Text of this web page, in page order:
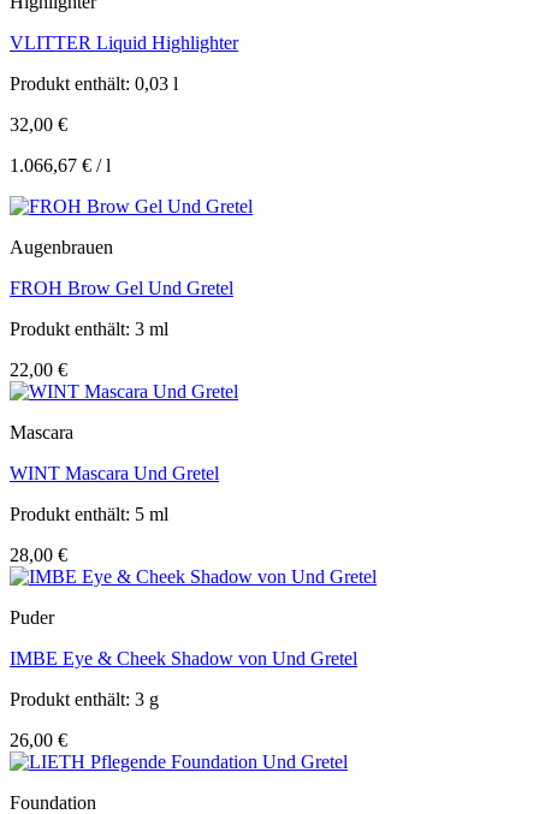
VLITTER Liquid Highlighter
Produkt enthält: 0,03 l
32,00 €
1.066,67 € /l
Augenbrauen
FROH Brow Gel Und Gretel
Produkt enthält: 3 ml
22,00 €
Mascara
WINT Mascara Und Gretel
Produkt enthält: 5 ml
28,00 €
Puder
IMBE Eye & Cheek Shadow von Und Gretel
Produkt enthält: 3 g
26,00 €
Foundation